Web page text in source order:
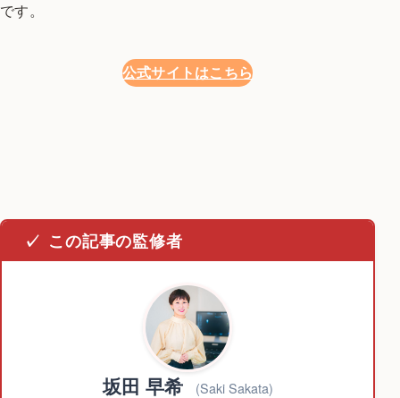
です。
公式サイトはこちら
この記事の監修者
坂田 早希 (Saki Sakata)